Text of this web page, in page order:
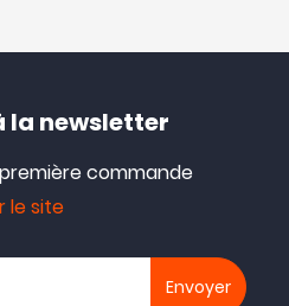
la newsletter
commande
le site